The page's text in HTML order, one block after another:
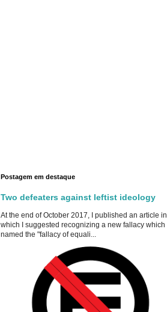
Postagem em destaque
Two defeaters against leftist ideology
At the end of October 2017, I published an article in
which I suggested recognizing a new fallacy which I
named the "fallacy of equali...